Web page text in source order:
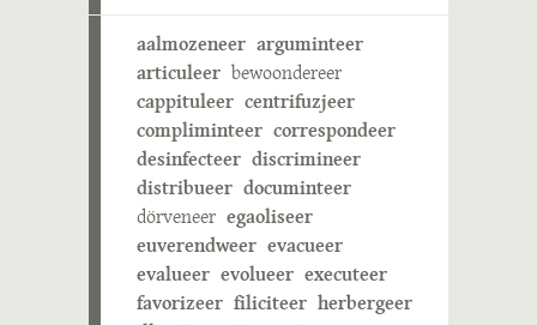
aalmozeneer arguminteer
articuleer bewoondereer
cappituleer centrifuzjeer
compliminteer correspondeer
desinfecteer discrimineer
distribueer documinteer
dörveneer egaoliseer
euverendweer evacueer
evalueer evolueer executeer
favorizeer filiciteer herbergeer